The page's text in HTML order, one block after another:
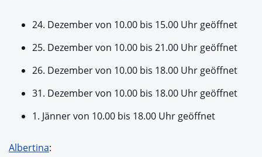
24. Dezember von 10.00 bis 15.00 Uhr geöffnet
25. Dezember von 10.00 bis 21.00 Uhr geöffnet
26. Dezember von 10.00 bis 18.00 Uhr geöffnet
31. Dezember von 10.00 bis 18.00 Uhr geöffnet
1. Jänner von 10.00 bis 18.00 Uhr geöffnet
Albertina: